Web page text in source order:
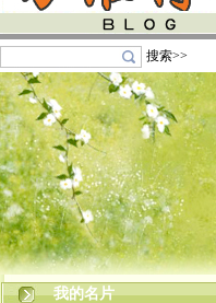
搜索>>
我的名片